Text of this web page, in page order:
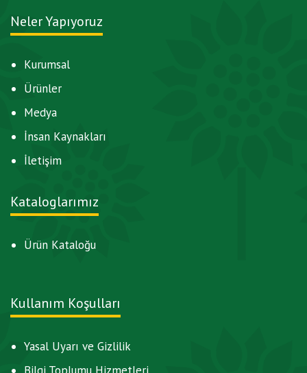
Neler Yapıyoruz
Kurumsal
Ürünler
Medya
İnsan Kaynakları
İletişim
Kataloglarımız
Ürün Kataloğu
Kullanım Koşulları
Yasal Uyarı ve Gizlilik